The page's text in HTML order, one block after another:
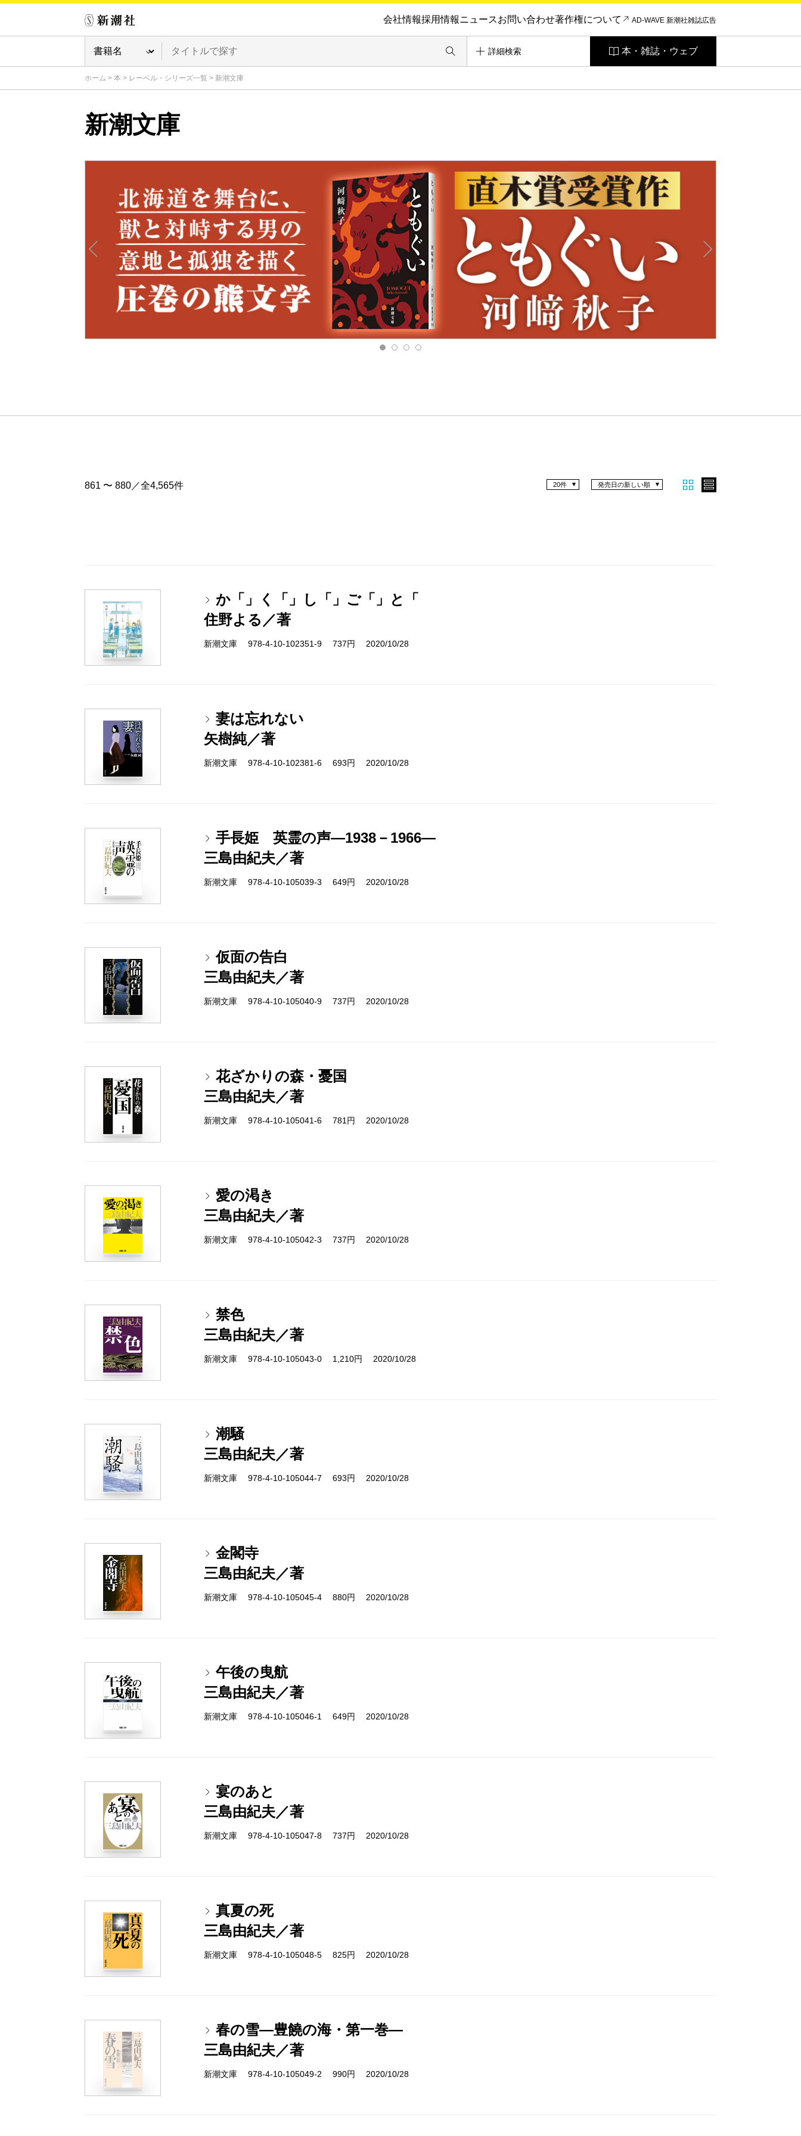
会社情報採用情報ニュースお問い合わせ著作権について AD-WAVE 新潮社雑誌広告
詳細検索 本・雑誌・ウェブ
ホーム > 本 > レーベル・シリーズ一覧 > 新潮文庫
新潮文庫
861 〜 880／全4,565件 発売日の新しい順
20件
か「」く「」し「」ご「」と「
住野よる／著
新潮文庫 978-4-10-102351-9 737円 2020/10/28
妻は忘れない
矢樹純／著
新潮文庫 978-4-10-102381-6 693円 2020/10/28
手長姫 英霊の声―1938－1966―
三島由紀夫／著
新潮文庫 978-4-10-105039-3 649円 2020/10/28
仮面の告白
三島由紀夫／著
新潮文庫 978-4-10-105040-9 737円 2020/10/28
花ざかりの森・憂国
三島由紀夫／著
新潮文庫 978-4-10-105041-6 781円 2020/10/28
愛の渇き
三島由紀夫／著
新潮文庫 978-4-10-105042-3 737円 2020/10/28
禁色
三島由紀夫／著
新潮文庫 978-4-10-105043-0 1,210円 2020/10/28
潮騒
三島由紀夫／著
新潮文庫 978-4-10-105044-7 693円 2020/10/28
金閣寺
三島由紀夫／著
新潮文庫 978-4-10-105045-4 880円 2020/10/28
午後の曳航
三島由紀夫／著
新潮文庫 978-4-10-105046-1 649円 2020/10/28
宴のあと
三島由紀夫／著
新潮文庫 978-4-10-105047-8 737円 2020/10/28
真夏の死
三島由紀夫／著
新潮文庫 978-4-10-105048-5 825円 2020/10/28
春の雪―豊饒の海・第一巻―
三島由紀夫／著
新潮文庫 978-4-10-105049-2 990円 2020/10/28